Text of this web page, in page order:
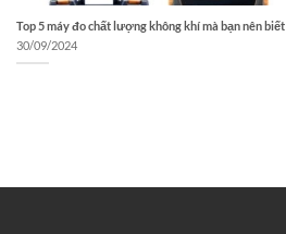
Top 5 máy đo chất lượng không khí mà bạn nên biết
30/09/2024